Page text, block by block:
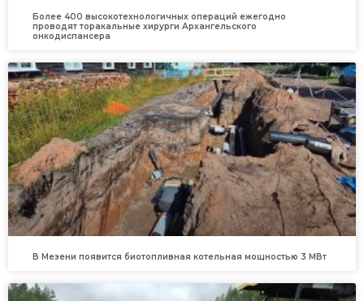
Более 400 высокотехнологичных операций ежегодно
проводят торакальные хирурги Архангельского
онкодиспансера
В Мезени появится биотопливная котельная мощностью 3 МВт